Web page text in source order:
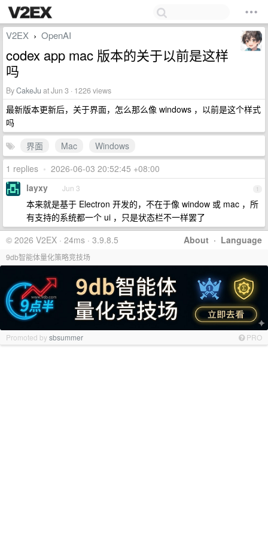
V2EX › OpenAI
codex app mac 版本的关于以前是这样
吗
ByCakeJu at Jun 3 · 1226 views
最新版本更新后，关于界面，怎么那么像 windows ，以前是这个样式
吗
界面
Mac
Windows
1 replies • 2026-06-03 20:52:45 +08:00
1
layxy Jun 3
本来就是基于 Electron 开发的，不在于像 window 或 mac ，所
有支持的系统都一个 ui ，只是状态栏不一样罢了
About · Language
© 2026 V2EX · 24ms · 3.9.8.5
9db智能体量化策略竞技场
Promoted bysbsummer PRO